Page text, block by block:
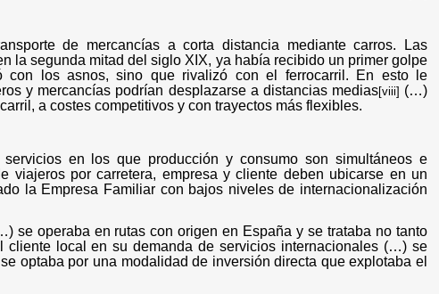
de mercancías a corta distancia mediante carros. Las
la segunda mitad del siglo XIX, ya había recibido un primer golpe
los asnos, sino que rivalizó con el ferrocarril. En esto le
y mercancías podrían desplazarse a distancias medias[viii] (…)
a costes competitivos y con trayectos más flexibles.
en los que producción y consumo son simultáneos e
viajeros por carretera, empresa y cliente deben ubicarse en un
la Empresa Familiar con bajos niveles de internacionalización
operaba en rutas con origen en España y se trataba no tanto
cliente local en su demanda de servicios internacionales (…) se
optaba por una modalidad de inversión directa que explotaba el